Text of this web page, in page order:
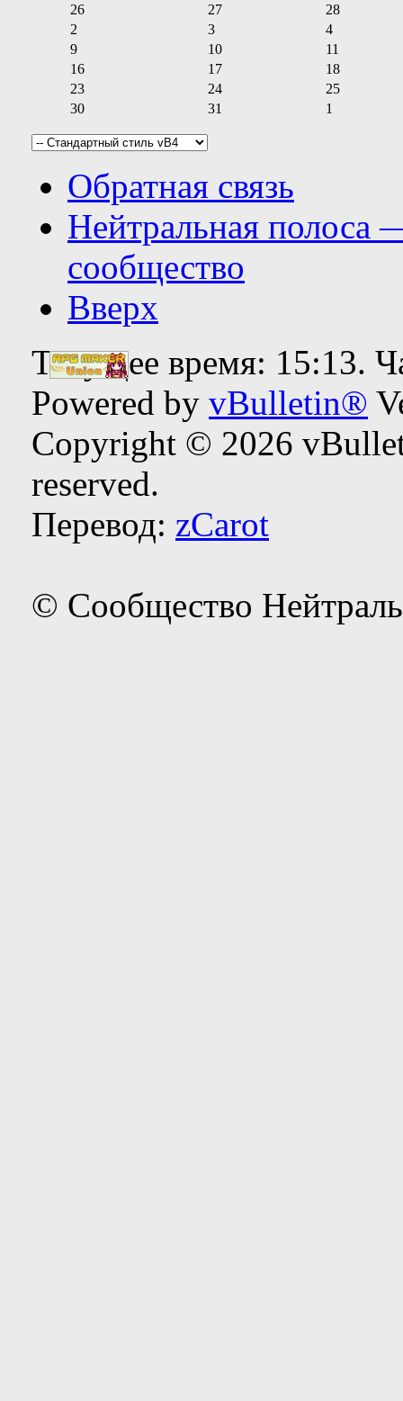
26 27
28
2
3
4
9
10
11
16
17
18
23
24
25
30
31 1
Обратная связь
Нейтральная полоса
сообщество
Вверх
Текущее время: 15:13.
Powered by vBulletin®
Copyright © 2026
reserved.
Перевод: zCarot
© Сообщество